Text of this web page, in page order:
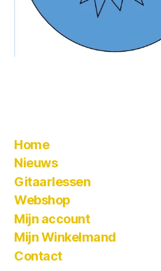
Home
Nieuws
Gitaarlessen
Webshop
Mijn account
Mijn Winkelmand
Contact